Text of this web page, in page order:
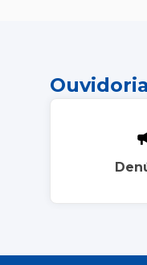
Ouvidoria